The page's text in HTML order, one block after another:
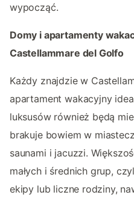
wypocząć.
Domy i apartamenty
Castellammare del Golfo
Każdy znajdzie w
apartament wakacyjny
luksusów również będą
brakuje bowiem w
saunami i jacuzzi.
małych i średnich grup,
ekipy lub liczne rodziny,